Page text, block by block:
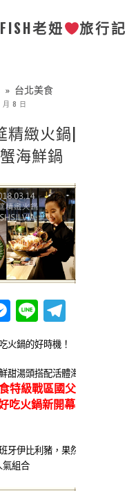
FISH老妞 旅行
» 台北美食
8 日
精緻火鍋|
海鮮鍋
Messenger
Line
火鍋的好時機！
甜湯頭搭配活體海
特級戰區國父
吃火鍋新開幕
牙伊比利豬，果然
氣組合